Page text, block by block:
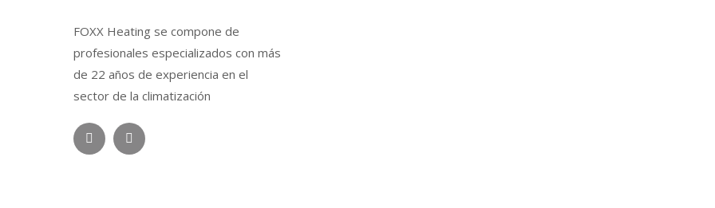
FOXX Heating se compone de
profesionales especializados con más
de 22 años de experiencia en el
sector de la climatización